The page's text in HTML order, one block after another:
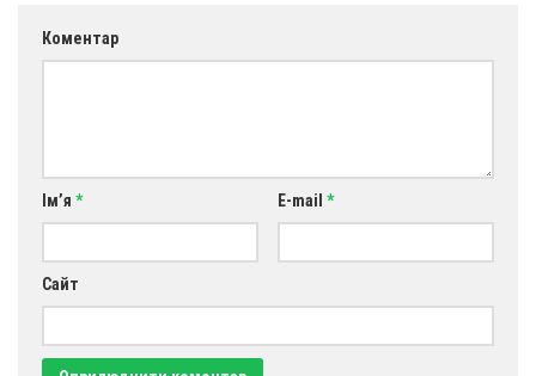
Коментар
Ім’я * E-mail *
Сайт